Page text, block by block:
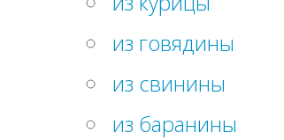
из говядины
из свинины
из баранины